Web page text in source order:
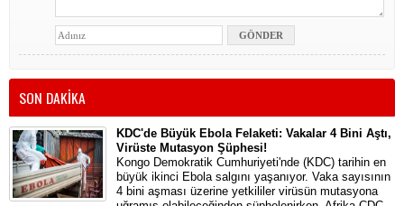
SON DAKİKA
KDC'de Büyük Ebola Felaketi: Vakalar 4 Bini Aştı,
Virüste Mutasyon Şüphesi!
Kongo Demokratik Cumhuriyeti'nde (KDC) tarihin en
büyük ikinci Ebola salgını yaşanıyor. Vaka sayısının
4 bini aşması üzerine yetkililer virüsün mutasyona